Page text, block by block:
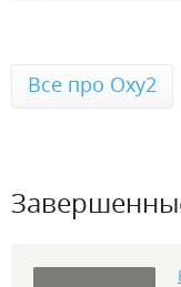
Все про Oxy2